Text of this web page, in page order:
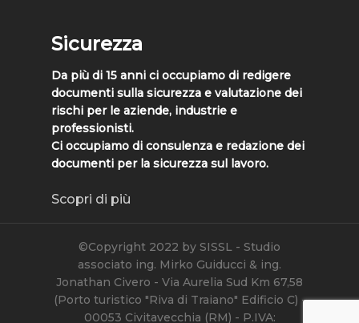
Sicurezza
Da più di 15 anni ci occupiamo di redigere
documenti sulla sicurezza e valutazione dei
rischi per le aziende, industrie e
professionisti.
Ci occupiamo di consulenza e redazione dei
documenti per la sicurezza sul lavoro.
Scopri di più
©Copyright 2022 by SISSL - Studio
associato ing. Mirko Guiducci & ing.
Jonathan Civero - Via Aurelia Sud Km 67,58
(Porto turistico "Riva di Traiano" Edificio C) -
00053 Civitavecchia (RM) - P.IVA: